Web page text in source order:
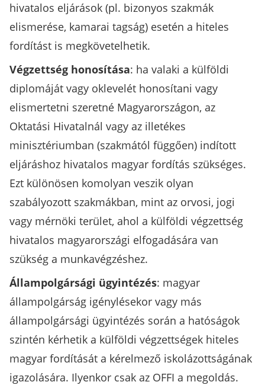
hivatalos eljárások (pl. bizonyos szakmák
elismerése, kamarai tagság) esetén a hiteles
fordítást is megkövetelhetik.
Végzettség honosítása: ha valaki a külföldi
diplomáját vagy oklevelét honosítani vagy
elismertetni szeretné Magyarországon, az
Oktatási Hivatalnál vagy az illetékes
minisztériumban (szakmától függően) indított
eljáráshoz hivatalos magyar fordítás szükséges.
Ezt különösen komolyan veszik olyan
szabályozott szakmákban, mint az orvosi, jogi
vagy mérnöki terület, ahol a külföldi végzettség
hivatalos magyarországi elfogadására van
szükség a munkavégzéshez.
Állampolgársági ügyintézés: magyar
állampolgárság igénylésekor vagy más
állampolgársági ügyintézés során a hatóságok
szintén kérhetik a külföldi végzettségek hiteles
magyar fordítását a kérelmező iskolázottságának
igazolására. Ilyenkor csak az OFFI a megoldás.